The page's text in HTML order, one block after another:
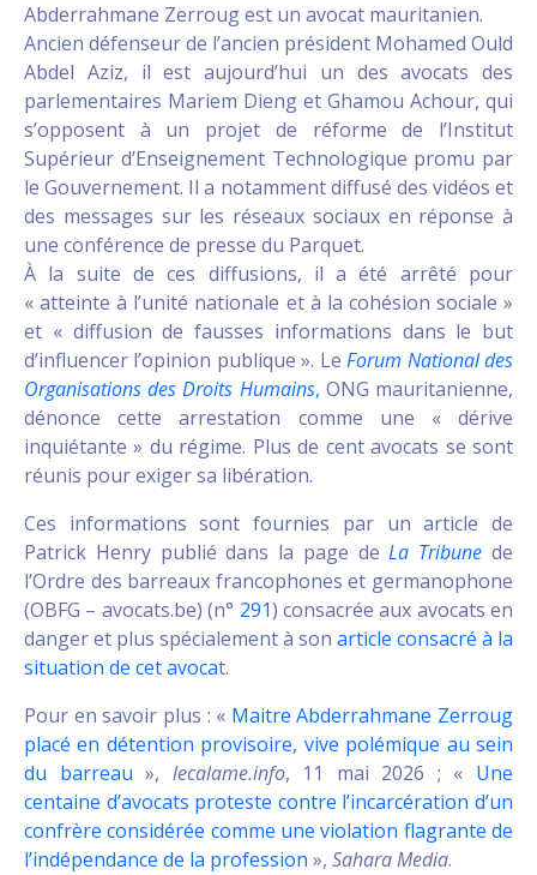
Abderrahmane Zerroug est un avocat mauritanien.
Ancien défenseur de l’ancien président Mohamed Ould
Abdel Aziz, il est aujourd’hui un des avocats des
parlementaires Mariem Dieng et Ghamou Achour, qui
s’opposent à un projet de réforme de l’Institut
Supérieur d’Enseignement Technologique promu par
le Gouvernement. Il a notamment diffusé des vidéos et
des messages sur les réseaux sociaux en réponse à
une conférence de presse du Parquet.
À la suite de ces diffusions, il a été arrêté pour
« atteinte à l’unité nationale et à la cohésion sociale »
et « diffusion de fausses informations dans le but
d’influencer l’opinion publique ». LeForum National des
Organisations des Droits Humains, ONG mauritanienne,
dénonce cette arrestation comme une « dérive
inquiétante » du régime. Plus de cent avocats se sont
réunis pour exiger sa libération.
Ces informations sont fournies par un article de
Patrick Henry publié dans la page deLa Tribune de
l’Ordre des barreaux francophones et germanophone
(OBFG – avocats.be) (n° 291) consacrée aux avocats en
danger et plus spécialement à son article consacré à la
situation de cet avocat.
Pour en savoir plus : « Maitre Abderrahmane Zerroug
placé en détention provisoire, vive polémique au sein
du barreau », lecalame.info, 11 mai 2026 ; « Une
centaine d’avocats proteste contre l’incarcération d’un
confrère considérée comme une violation flagrante de
l’indépendance de la profession », Sahara Media.